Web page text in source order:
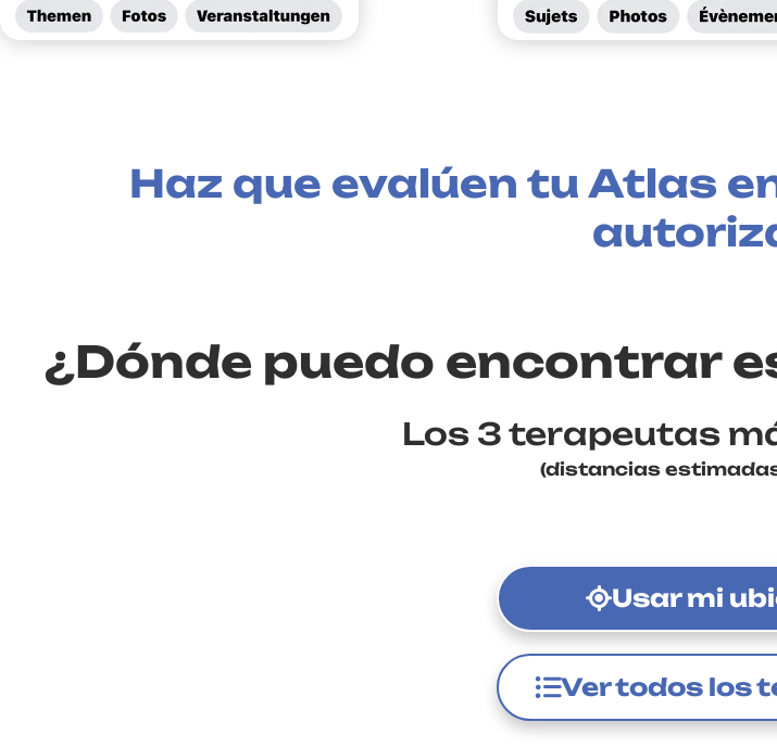
Haz que evalúen tu Atlas
¿Dónde puedo encontrar
Los 3 terapeutas
(distancias
Usar mi
Ver todos los